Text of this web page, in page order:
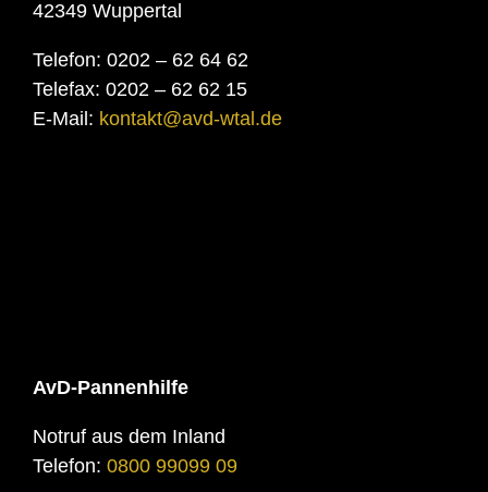
42349 Wuppertal
Telefon: 0202 – 62 64 62
Telefax: 0202 – 62 62 15
E-Mail: kontakt@avd-wtal.de
AvD-Pannenhilfe
Notruf aus dem Inland
Telefon: 0800 99099 09